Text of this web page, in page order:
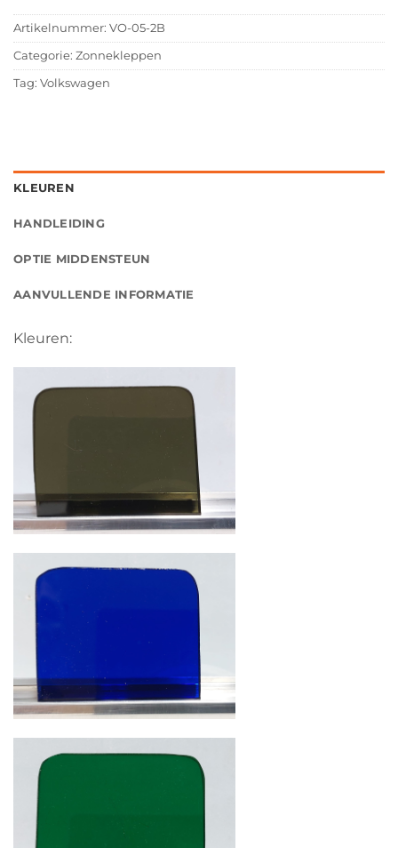
Artikelnummer: VO-05-2B
Categorie: Zonnekleppen
Tag: Volkswagen
KLEUREN
HANDLEIDING
OPTIE MIDDENSTEUN
AANVULLENDE INFORMATIE
Kleuren: